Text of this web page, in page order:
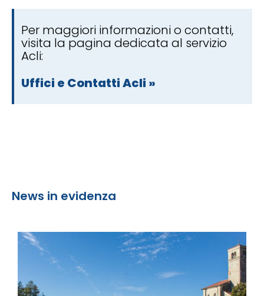
Per maggiori informazioni o contatti,
visita la pagina dedicata al servizio
Acli:
Uffici e Contatti Acli »
News in evidenza